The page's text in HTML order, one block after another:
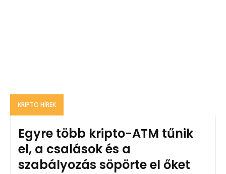
KRIPTO HÍREK
Egyre több kripto-ATM tűnik
el, a csalások és a
szabályozás söpörte el őket